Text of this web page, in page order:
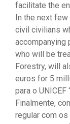
facilitate the
In the next
civil civilians
accompanying
who will be
Forestry, will
euros for 5
para o UNICEF
Finalmente,
regular com